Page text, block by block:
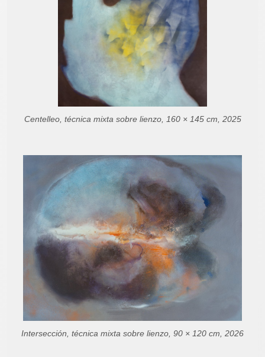
Centelleo, técnica mixta sobre lienzo, 160 × 145 cm, 2025
Intersección, técnica mixta sobre lienzo, 90 × 120 cm, 2026